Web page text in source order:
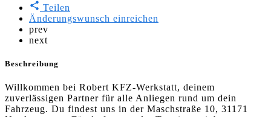
Teilen
Änderungswunsch einreichen
prev
next
Beschreibung
Willkommen bei Robert KFZ-Werkstatt, deinem
zuverlässigen Partner für alle Anliegen rund um dein
Fahrzeug. Du findest uns in der Maschstraße 10, 31171